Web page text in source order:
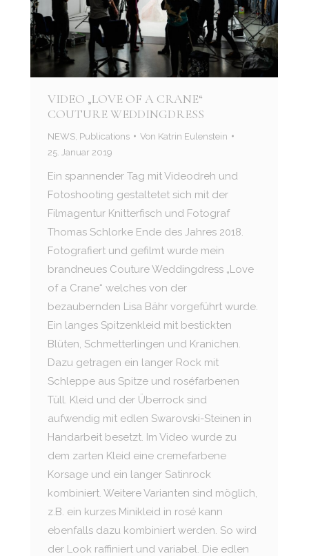
VIDEO „LOVE OF A CRANE“
COUTURE WEDDINGDRESS
NEWS, Publications Von Katrin Eulenstein
25. Januar 2019
Ein spannender Tag mit Videodreh und
Fotoshooting gestaltetet sich mit der
Filmagentur Knitterfisch und Fotograf
Thomas Schlorke Ende des Jahres 2018.
Fotografiert und gefilmt wurde mein
brandneues Couture Weddingdress „Love
of a Crane“ welches von der
bezaubernden Lisa Bähr vorgeführt wurde.
Ein langes Spitzenkleid mit bestickten
Blüten, Schmetterlingen und Kranichen.
Dazu getragen ein langer Rock mit
Schleppe aus Spitze und roséfarbenen
Tüll. Kleid und der Überrock sind
aufwendig mit edlen Swarovski-Steinen in
Handarbeit besetzt. Im Video wurde zu
dem zarten Kleid eine cremefarbene
Korsage und ein langer Satinrock
kombiniert. Weitere Varianten sind möglich,
z.B. ein kurzes Minikleid in rosé kann
ebenfalls dazu kombiniert werden. So wird
der Look raffiniert und variabel. Die edlen